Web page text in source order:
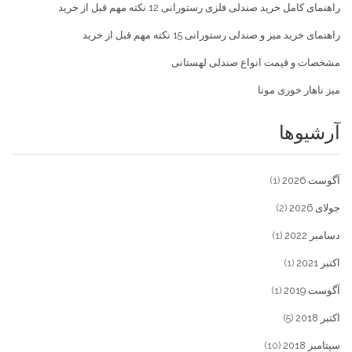
راهنمای کامل خرید صندلی فلزی رستورانی 12 نکته مهم قبل از خرید
راهنمای خرید میز و صندلی رستورانی 15 نکته مهم قبل از خرید
مشخصات و قیمت انواع صندلی لهستانی
میز ناهار خوری مونا
آرشیوها
آگوست 2026 (1)
جولای 2026 (2)
دسامبر 2022 (1)
اکتبر 2021 (1)
آگوست 2019 (1)
اکتبر 2018 (5)
سپتامبر 2018 (10)